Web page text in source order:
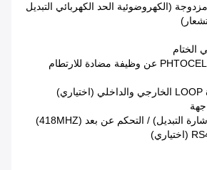
(الكهروضوئية الحد الكهربائي التبديل
8) دعم PHTOCELL INFRARER عن وظيفة مضادة للارتطام